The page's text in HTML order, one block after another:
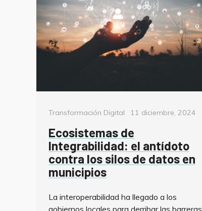
Categorías
Transformación Digital
Posted
11 diciembre, 2024
Ecosistemas de
Integrabilidad: el antídoto
contra los silos de datos en
municipios
La interoperabilidad ha llegado a los